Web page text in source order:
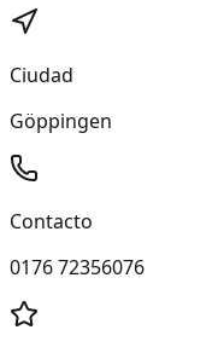
Ciudad
Göppingen
Contacto
0176 72356076